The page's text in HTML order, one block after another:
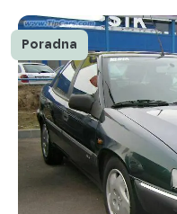
Poradna